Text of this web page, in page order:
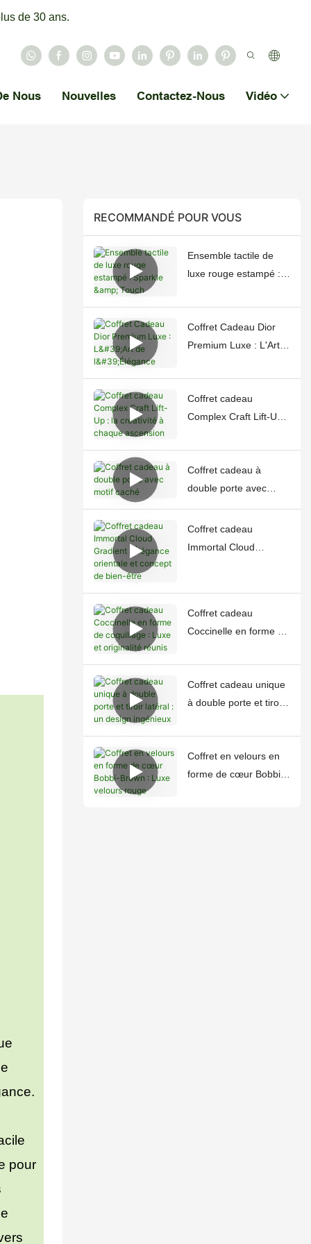
de 30 ans.
Nous Nouvelles Contactez-Nous Vidéo
pour
RECOMMANDÉ POUR VOUS
Ensemble tactile de
luxe rouge estampé :
Coffret Cadeau Dior
Premium Luxe : L'Art
Coffret cadeau
Complex Craft Lift-Up :
ascension
Coffret cadeau à
double porte avec
motif caché
Coffret cadeau
Immortal Cloud
Coffret cadeau
Coccinelle en forme de
originalité réunis
Coffret cadeau unique
à double porte et tiroir
ingénieux
Coffret en velours en
forme de cœur Bobbi-